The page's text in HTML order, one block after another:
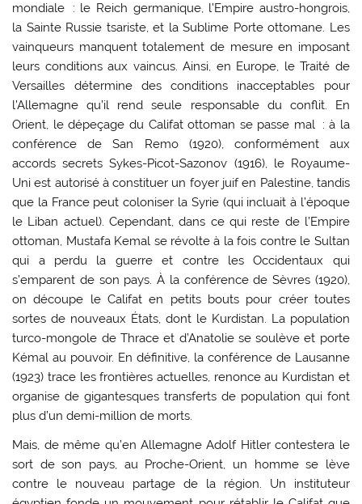
mondiale : le Reich germanique, l’Empire austro-hongrois,
la Sainte Russie tsariste, et la Sublime Porte ottomane. Les
vainqueurs manquent totalement de mesure en imposant
leurs conditions aux vaincus. Ainsi, en Europe, le Traité de
Versailles détermine des conditions inacceptables pour
l’Allemagne qu’il rend seule responsable du conflit. En
Orient, le dépeçage du Califat ottoman se passe mal : à la
conférence de San Remo (1920), conformément aux
accords secrets Sykes-Picot-Sazonov (1916), le Royaume-
Uni est autorisé à constituer un foyer juif en Palestine, tandis
que la France peut coloniser la Syrie (qui incluait à l’époque
le Liban actuel). Cependant, dans ce qui reste de l’Empire
ottoman, Mustafa Kemal se révolte à la fois contre le Sultan
qui a perdu la guerre et contre les Occidentaux qui
s’emparent de son pays. À la conférence de Sèvres (1920),
on découpe le Califat en petits bouts pour créer toutes
sortes de nouveaux États, dont le Kurdistan. La population
turco-mongole de Thrace et d’Anatolie se soulève et porte
Kémal au pouvoir. En définitive, la conférence de Lausanne
(1923) trace les frontières actuelles, renonce au Kurdistan et
organise de gigantesques transferts de population qui font
plus d’un demi-million de morts.
Mais, de même qu’en Allemagne Adolf Hitler contestera le
sort de son pays, au Proche-Orient, un homme se lève
contre le nouveau partage de la région. Un instituteur